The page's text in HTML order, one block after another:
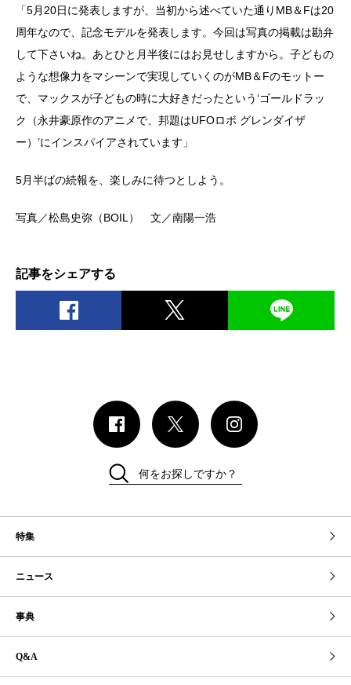
「5月20日に発表しますが、当初から述べていた通りMB＆Fは20
周年なので、記念モデルを発表します。今回は写真の掲載は勘弁
して下さいね。あとひと月半後にはお見せしますから。子どもの
ような想像力をマシーンで実現していくのがMB＆Fのモットー
で、マックスが子どもの時に大好きだったという‘ゴールドラッ
ク（永井豪原作のアニメで、邦題はUFOロボ グレンダイザ
ー）’にインスパイアされています」
5月半ばの続報を、楽しみに待つとしよう。
写真／松島史弥（BOIL） 文／南陽一浩
記事をシェアする
特集
ニュース
事典
Q&A
何をお探しですか？